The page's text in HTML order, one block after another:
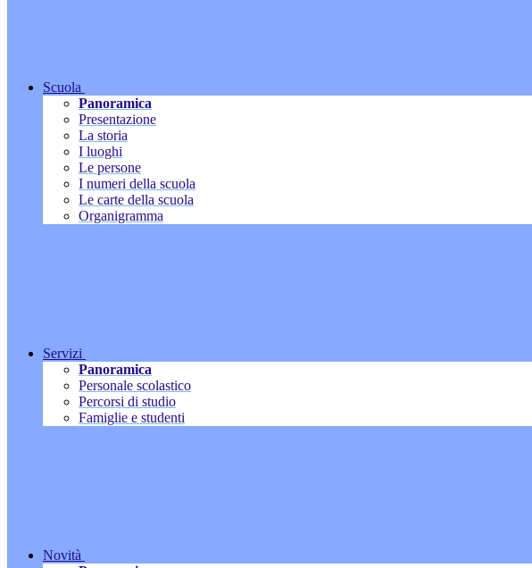
Scuola
Panoramica
Presentazione
La storia
I luoghi
Le persone
I numeri della scuola
Le carte della scuola
Organigramma
Servizi
Panoramica
Personale scolastico
Percorsi di studio
Famiglie e studenti
Novità